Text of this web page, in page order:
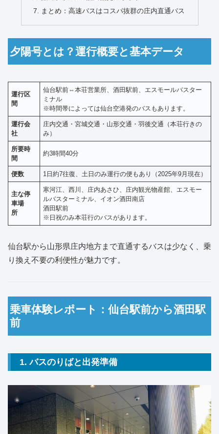
まとめ：高速バスはコスパ抜群の庄内直通バス
夕陽号とは？運行概要と基本データ
運行区
間
仙台駅前⇔本荘営業所、酒田駅前、エスモールバスター
ミナル
※時間帯によっては仙台空港発のバスもあります。
運行会
社
庄内交通・宮城交通・山形交通・羽後交通（本荘行きの
み）
所要時
間
約3時間40分
便数 1日約7往復、土日のみ運行の便もあり（2025年9月現在）
主な停
車場
所
寒河江、西川、庄内あさひ、庄内観光物産館、エスモー
ルバスターミナル、イオン酒田南店
酒田駅前
※日祝のみ本荘行のバスがあります。
仙台駅から山形県庄内地方まで直通するバスは少なく、乗
り換え不要の利便性が魅力です。
乗車体験レポート：仙台駅前から酒田駅
前
1. バスのりばと出発準備